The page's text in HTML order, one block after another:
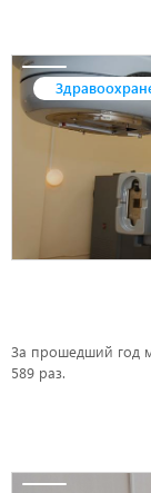
За прошедший год
589 раз.